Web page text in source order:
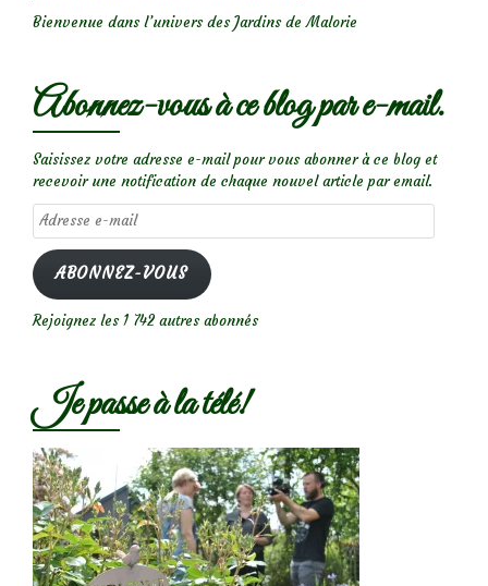
Bienvenue dans l’univers des Jardins de Malorie
Abonnez-vous à ce blog par e-mail.
Saisissez votre adresse e-mail pour vous abonner à ce blog et
recevoir une notification de chaque nouvel article par email.
Adresse
e-
mail
ABONNEZ-VOUS
Rejoignez les 1 742 autres abonnés
Je passe à la télé!